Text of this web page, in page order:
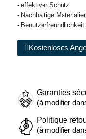
- effektiver Schutz
- Nachhaltige
- Benutzerfreundlichkeit
Kostenloses
Garanties
(à modifier
Politique
(à modifier